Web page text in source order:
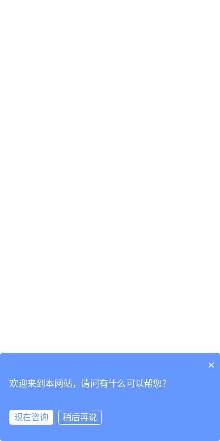
×
欢迎来到本网站，请问有什么可以帮您？
现在咨询 稍后再说